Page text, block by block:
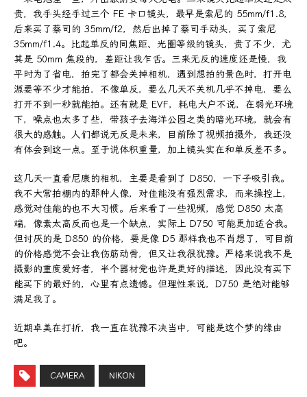
贵，我手头经手过三个 FE 卡口镜头，最早是索尼的 55mm/f1.8，
后来买了蔡司的 35mm/f2，然后出掉了蔡司手动头，买了索尼
35mm/f1.4。比起单反的同焦距、光圈等级的镜头，贵了不少，尤
其是 50mm 焦段的，差距让我乍舌。三来无反的速度还是慢，我
平时为了省电，拍完了都会关掉相机，遇到想拍的景色时，打开电
源要等不少才能拍，不像单反，要么几天不关机几乎不掉电，要么
打开不到一秒就能拍。还有就是 EVF，耗电大户不说，在弱光环境
下，噪点也太多了些，带孩子去海洋公园之类的暗光环境，就会有
很大的感触。人们都说无反是未来，目前除了视频拍摄外，我还没
有体会到这一点。至于说体积重量，加上镜头实在和单反差不多。
这几天一直看尼康的相机，主要是看到了 D850，一下子吸引我。
我不大常拍棚内的那种人像，对佳能没有强烈需求，而来操控上，
感觉对佳能的也不大习惯。后来看了一些视频，感觉 D850 太高
端，像素太高反而也是一个缺点，实际上 D750 可能更加适合我。
但讨厌的是 D850 的价格，要是像 D5 那样我也不肖想了，可目前
的价格感觉不会让我伤筋动骨，但又让我很犹豫。严格来说我不是
摄影的重度爱好者，半个器材党也许是更好的描述，因此没有买下
能买下的最好的，心里有点遗憾。但理性来说，D750 是绝对能够
满足我了。
近期卓美在打折，我一直在犹豫不决当中，可能是这个梦的缘由
吧。
CAMERA NIKON